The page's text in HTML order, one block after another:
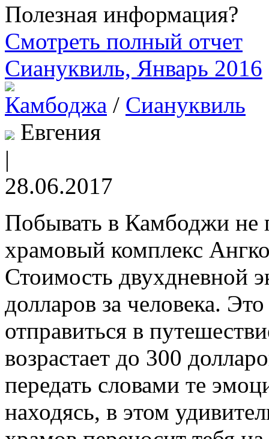
Полезная информация?
Смотреть полный отчет
Сиануквиль, Январь 2016
Камбоджа / Сиануквиль
Евгения
|
28.06.2017
Побывать в Камбоджи не
храмовый комплекс
Стоимость двухдневной
долларов за человека.
отправиться в
возрастает до 300
передать словами те
находясь, в этом